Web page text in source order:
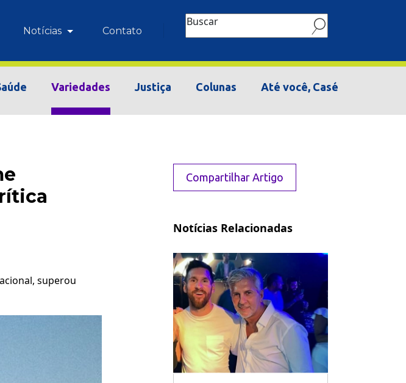
Notícias Contato
Buscar
Variedades Justiça Colunas Até você, Casé
superou
Compartilhar Artigo
Notícias Relacionadas